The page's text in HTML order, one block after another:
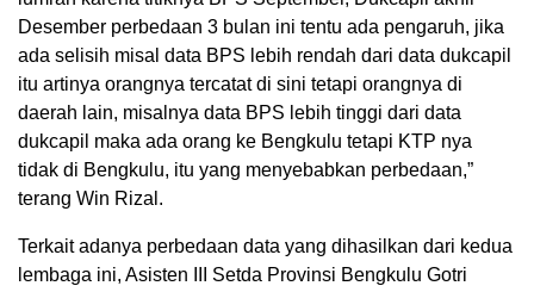
Desember perbedaan 3 bulan ini tentu ada pengaruh, jika
ada selisih misal data BPS lebih rendah dari data dukcapil
itu artinya orangnya tercatat di sini tetapi orangnya di
daerah lain, misalnya data BPS lebih tinggi dari data
dukcapil maka ada orang ke Bengkulu tetapi KTP nya
tidak di Bengkulu, itu yang menyebabkan perbedaan,”
terang Win Rizal.
Terkait adanya perbedaan data yang dihasilkan dari kedua
lembaga ini, Asisten III Setda Provinsi Bengkulu Gotri